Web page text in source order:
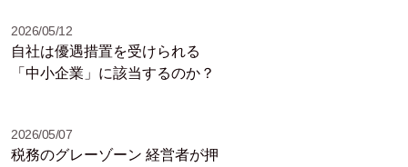
2026/05/12
自社は優遇措置を受けられる
「中小企業」に該当するのか？
2026/05/07
税務のグレーゾーン 経営者が押